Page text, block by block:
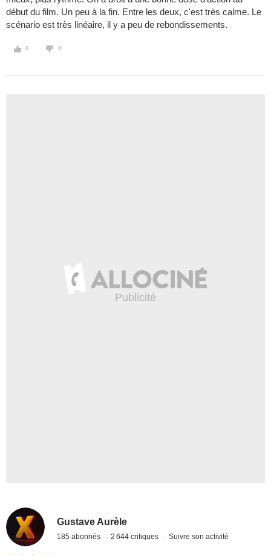
début du film. Un peu à la fin. Entre les deux, c'est très calme. Le
scénario est très linéaire, il y a peu de rebondissements.
0 0
Gustave Aurèle
185 abonnés 2 644 critiques Suivre son activité